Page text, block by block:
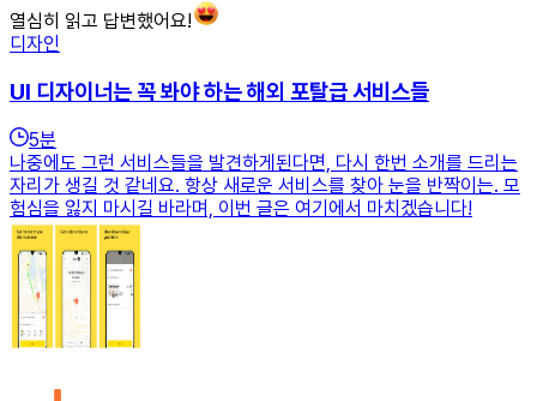
열심히 읽고 답변했어요!
디자인
UI 디자이너는 꼭 봐야 하는 해외 포탈급 서비스들
5분
나중에도 그런 서비스들을 발견하게된다면, 다시 한번 소개를 드리는
자리가 생길 것 같네요. 항상 새로운 서비스를 찾아 눈을 반짝이는. 모
험심을 잃지 마시길 바라며, 이번 글은 여기에서 마치겠습니다!